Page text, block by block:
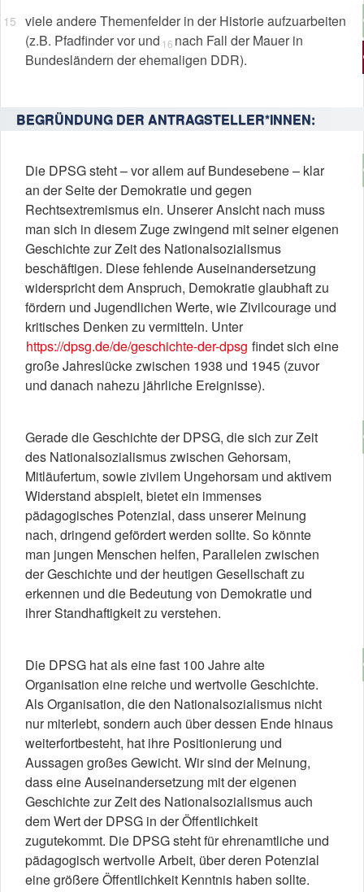
viele andere Themenfelder in der Historie aufzuarbeiten
(z.B. Pfadfinder vor und
nach Fall der Mauer in
Bundesländern der ehemaligen DDR).
BEGRÜNDUNG DER ANTRAGSTELLER*INNEN:
Die DPSG steht – vor allem auf Bundesebene – klar
an der Seite der Demokratie und gegen
Rechtsextremismus ein. Unserer Ansicht nach muss
man sich in diesem Zuge zwingend mit seiner eigenen
Geschichte zur Zeit des Nationalsozialismus
beschäftigen. Diese fehlende Auseinandersetzung
widerspricht dem Anspruch, Demokratie glaubhaft zu
fördern und Jugendlichen Werte, wie Zivilcourage und
kritisches Denken zu vermitteln. Unter
https://dpsg.de/de/geschichte-der-dpsg findet sich eine
große Jahreslücke zwischen 1938 und 1945 (zuvor
und danach nahezu jährliche Ereignisse).
Gerade die Geschichte der DPSG, die sich zur Zeit
des Nationalsozialismus zwischen Gehorsam,
Mitläufertum, sowie zivilem Ungehorsam und aktivem
Widerstand abspielt, bietet ein immenses
pädagogisches Potenzial, dass unserer Meinung
nach, dringend gefördert werden sollte. So könnte
man jungen Menschen helfen, Parallelen zwischen
der Geschichte und der heutigen Gesellschaft zu
erkennen und die Bedeutung von Demokratie und
ihrer Standhaftigkeit zu verstehen.
Die DPSG hat als eine fast 100 Jahre alte
Organisation eine reiche und wertvolle Geschichte.
Als Organisation, die den Nationalsozialismus nicht
nur miterlebt, sondern auch über dessen Ende hinaus
weiterfortbesteht, hat ihre Positionierung und
Aussagen großes Gewicht. Wir sind der Meinung,
dass eine Auseinandersetzung mit der eigenen
Geschichte zur Zeit des Nationalsozialismus auch
dem Wert der DPSG in der Öffentlichkeit
zugutekommt. Die DPSG steht für ehrenamtliche und
pädagogisch wertvolle Arbeit, über deren Potenzial
eine größere Öffentlichkeit Kenntnis haben sollte.